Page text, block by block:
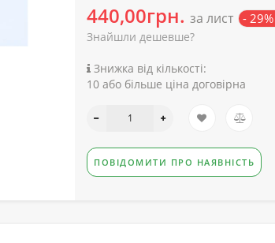
440,00грн. за лист - 29%
Знайшли дешевше?
Знижка від кількості:
10 або більше ціна договірна
ПОВІДОМИТИ ПРО НАЯВНІСТЬ